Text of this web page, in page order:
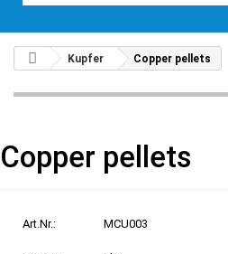
Kupfer Copper pellets
Copper pellets
Art.Nr.: MCU003